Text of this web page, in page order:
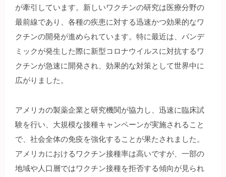
が牽引しています。新しいワクチンの研究は医療分野の
最前線であり、各種の疾患に対する迅速かつ効果的なワ
クチンの開発が進められています。特に最近は、パンデ
ミックが発生した際に新型コロナウイルスに対抗するワ
クチンが急速に開発され、効果的な対策として世界中に
広がりました。
アメリカの製薬企業と研究機関が協力し、迅速に臨床試
験を行い、大規模な接種キャンペーンが実施されること
で、社会全体の免疫を強化することが果たされました。
アメリカにおけるワクチン接種率は高いですが、一部の
地域や人口層ではワクチン接種を拒否する傾向が見られ